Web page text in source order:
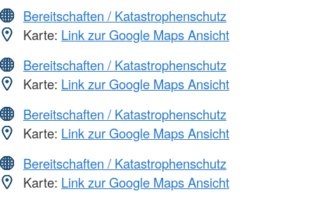
Bereitschaften / Katastrophenschutz
Karte: Link zur Google Maps Ansicht
Bereitschaften / Katastrophenschutz
Karte: Link zur Google Maps Ansicht
Bereitschaften / Katastrophenschutz
Karte: Link zur Google Maps Ansicht
Bereitschaften / Katastrophenschutz
Karte: Link zur Google Maps Ansicht